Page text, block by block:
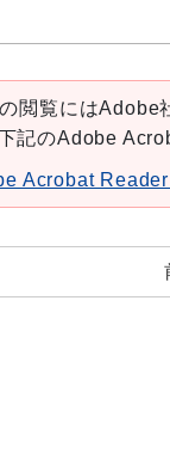
閲覧にはAdobe
記のAdobe
Acrobat